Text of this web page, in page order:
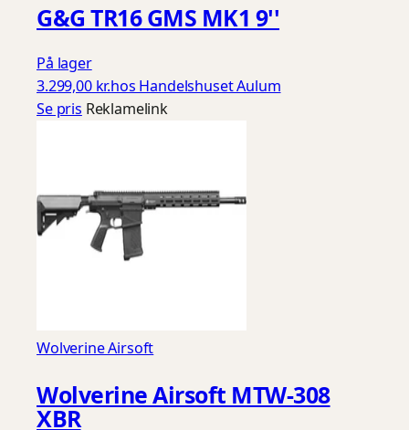
G&G TR16 GMS MK1 9''
På lager
3.299,00 kr.hos Handelshuset Aulum
Se pris Reklamelink
Wolverine Airsoft
Wolverine Airsoft MTW-308
XBR